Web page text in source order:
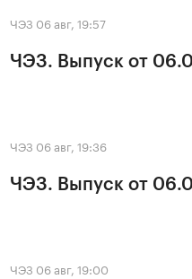
ЧЭЗ 06 авг, 19:57
ЧЭЗ. Выпуск от
ЧЭЗ 06 авг, 19:36
ЧЭЗ. Выпуск от
ЧЭЗ 06 авг, 19:00